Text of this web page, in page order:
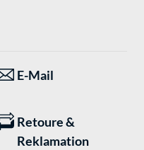
E-Mail
Retoure &
Reklamation